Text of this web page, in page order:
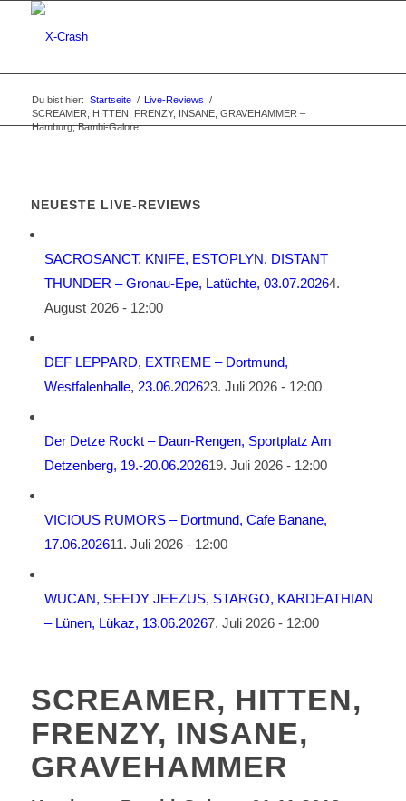
Du bist hier: Startseite / Live-Reviews /
SCREAMER, HITTEN, FRENZY, INSANE, GRAVEHAMMER –
Hamburg, Bambi-Galore,...
NEUESTE LIVE-REVIEWS
SACROSANCT, KNIFE, ESTOPLYN, DISTANT
THUNDER – Gronau-Epe, Latüchte, 03.07.20264.
August 2026 - 12:00
DEF LEPPARD, EXTREME – Dortmund,
Westfalenhalle, 23.06.202623. Juli 2026 - 12:00
Der Detze Rockt – Daun-Rengen, Sportplatz Am
Detzenberg, 19.-20.06.202619. Juli 2026 - 12:00
VICIOUS RUMORS – Dortmund, Cafe Banane,
17.06.202611. Juli 2026 - 12:00
WUCAN, SEEDY JEEZUS, STARGO, KARDEATHIAN
– Lünen, Lükaz, 13.06.20267. Juli 2026 - 12:00
SCREAMER, HITTEN,
FRENZY, INSANE,
GRAVEHAMMER